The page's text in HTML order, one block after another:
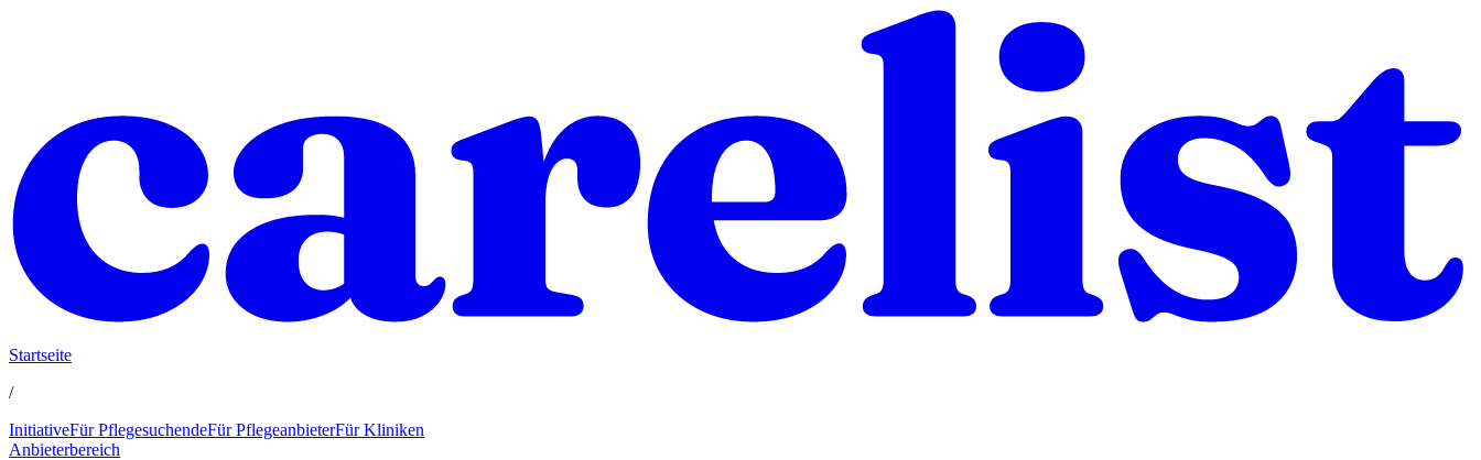
Startseite
/
InitiativeFür PflegesuchendeFür PflegeanbieterFür Kliniken
Anbieterbereich